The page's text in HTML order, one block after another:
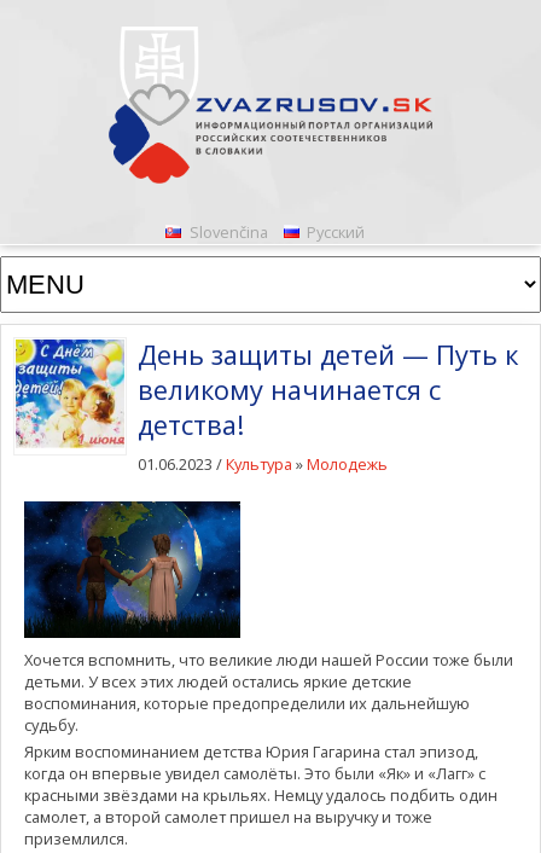
Slovenčina Русский
День защиты детей — Путь к
великому начинается с
детства!
01.06.2023 /Культура »Молодежь
Хочется вспомнить, что великие люди нашей России тоже были
детьми. У всех этих людей остались яркие детские
воспоминания, которые предопределили их дальнейшую
судьбу.
Ярким воспоминанием детства Юрия Гагарина стал эпизод,
когда он впервые увидел самолёты. Это были «Як» и «Лагг» с
красными звёздами на крыльях. Немцу удалось подбить один
самолет, а второй самолет пришел на выручку и тоже
приземлился.